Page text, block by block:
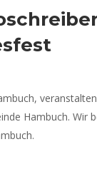
Hambuch. Wir